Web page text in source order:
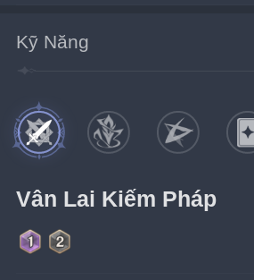
Kỹ Năng
Vân Lai Kiếm Pháp